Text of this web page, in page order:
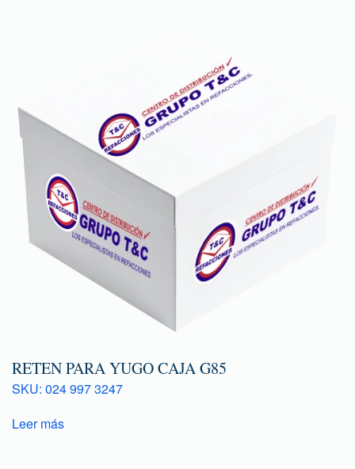
RETEN PARA YUGO CAJA G85
SKU: 024 997 3247
Leer más